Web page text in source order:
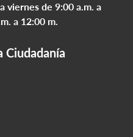
viernes de 9:00 a.m. a
a 12:00 m.
Ciudadanía